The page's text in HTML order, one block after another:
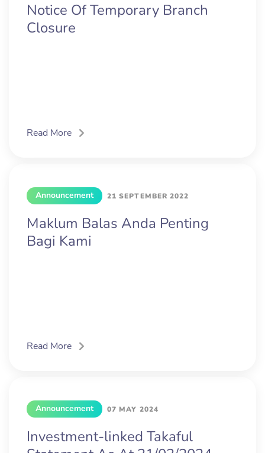
Notice Of Temporary Branch
Closure
Read More
Announcement 21 SEPTEMBER 2022
Maklum Balas Anda Penting
Bagi Kami
Read More
Announcement 07 MAY 2024
Investment-linked Takaful